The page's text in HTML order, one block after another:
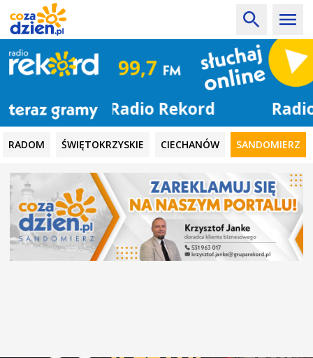
Radio Rekord
RADOM ŚWIĘTOKRZYSKIE CIECHANÓW SANDOMIERZ